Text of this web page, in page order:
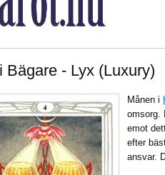
Bägare - Lyx (Luxury)
Månen i
omsorg.
emot
efter
ansvar.